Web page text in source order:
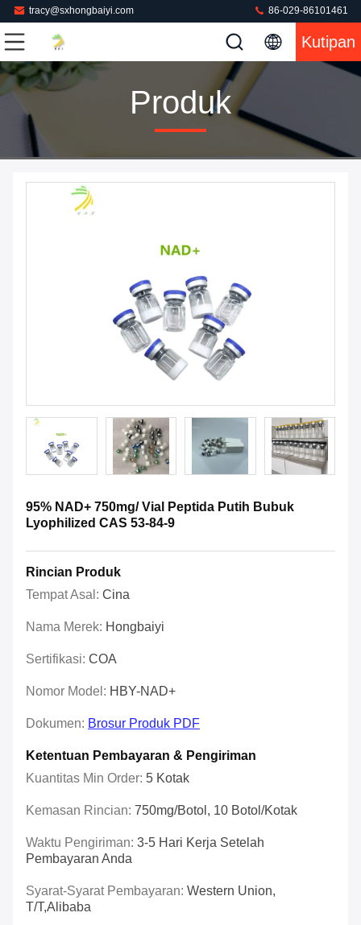
tracy@sxhongbaiyi.com 86-029-86101461
Kutipan
Produk
95% NAD+ 750mg/ Vial Peptida Putih Bubuk
Lyophilized CAS 53-84-9
Rincian Produk
Tempat Asal: Cina
Nama Merek: Hongbaiyi
Sertifikasi: COA
Nomor Model: HBY-NAD+
Dokumen: Brosur Produk PDF
Ketentuan Pembayaran & Pengiriman
Kuantitas Min Order: 5 Kotak
Kemasan Rincian: 750mg/botol, 10 Botol/kotak
Waktu Pengiriman: 3-5 Hari Kerja Setelah
Pembayaran Anda
Syarat-Syarat Pembayaran: Western Union,
T/T,Alibaba